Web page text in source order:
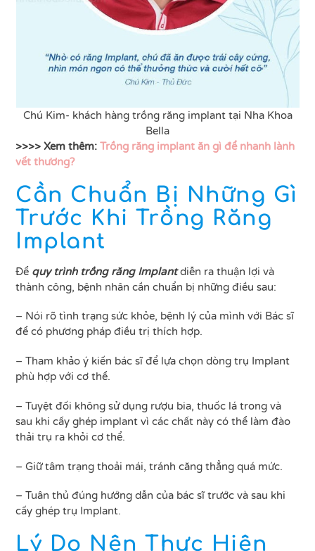
Chú Kim- khách hàng trồng răng implant tại Nha Khoa
Bella
>>>> Xem thêm:Trồng răng implant ăn gì để nhanh lành
vết thương?
Cần Chuẩn Bị Những Gì
Trước Khi Trồng Răng
Implant
Để quy trình trồng răng Implantdiễn ra thuận lợi và
thành công, bệnh nhân cần chuẩn bị những điều sau:
– Nói rõ tình trạng sức khỏe, bệnh lý của mình với Bác sĩ
để có phương pháp điều trị thích hợp.
– Tham khảo ý kiến bác sĩ để lựa chọn dòng trụ Implant
phù hợp với cơ thể.
– Tuyệt đối không sử dụng rượu bia, thuốc lá trong và
sau khi cấy ghép implant vì các chất này có thể làm đào
thải trụ ra khỏi cơ thể.
– Giữ tâm trạng thoải mái, tránh căng thẳng quá mức.
– Tuân thủ đúng hướng dẫn của bác sĩ trước và sau khi
cấy ghép trụ Implant.
Lý Do Nên Thực Hiện